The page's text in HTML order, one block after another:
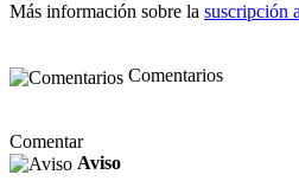
Más información sobre la suscripción
Comentarios
Comentar
Aviso